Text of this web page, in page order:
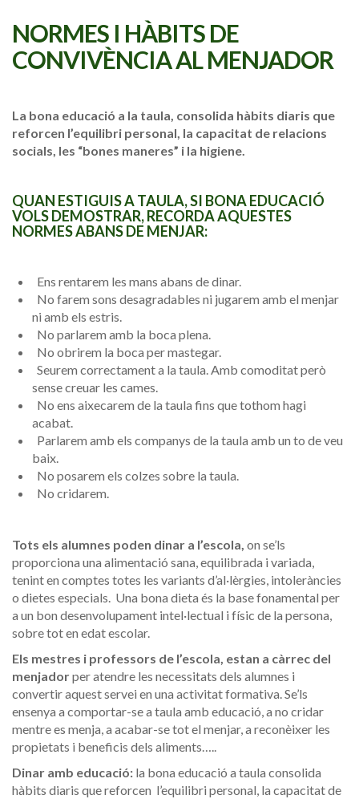
NORMES I HÀBITS DE
CONVIVÈNCIA AL MENJADOR
La bona educació a la taula, consolida hàbits diaris que
reforcen l’equilibri personal, la capacitat de relacions
socials, les “bones maneres” i la higiene.
QUAN ESTIGUIS A TAULA, SI BONA EDUCACIÓ
VOLS DEMOSTRAR, RECORDA AQUESTES
NORMES ABANS DE MENJAR:
Ens rentarem les mans abans de dinar.
No farem sons desagradables ni jugarem amb el menjar
ni amb els estris.
No parlarem amb la boca plena.
No obrirem la boca per mastegar.
Seurem correctament a la taula. Amb comoditat però
sense creuar les cames.
No ens aixecarem de la taula fins que tothom hagi
acabat.
Parlarem amb els companys de la taula amb un to de veu
baix.
No posarem els colzes sobre la taula.
No cridarem.
Tots els alumnes poden dinar a l’escola, on se’ls
proporciona una alimentació sana, equilibrada i variada,
tenint en comptes totes les variants d’al·lèrgies, intoleràncies
o dietes especials. Una bona dieta és la base fonamental per
a un bon desenvolupament intel·lectual i físic de la persona,
sobre tot en edat escolar.
Els mestres i professors de l’escola, estan a càrrec del
menjadorper atendre les necessitats dels alumnes i
convertir aquest servei en una activitat formativa. Se’ls
ensenya a comportar-se a taula amb educació, a no cridar
mentre es menja, a acabar-se tot el menjar, a reconèixer les
propietats i beneficis dels aliments…..
Dinar amb educació: la bona educació a taula consolida
hàbits diaris que reforcen l’equilibri personal, la capacitat de